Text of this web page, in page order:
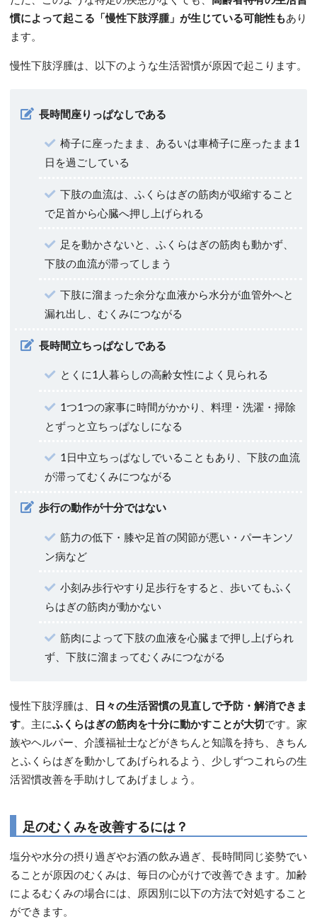
慣によって起こる「慢性下肢浮腫」が生じている可能性もあり
ます。
慢性下肢浮腫は、以下のような生活習慣が原因で起こります。
長時間座りっぱなしである
椅子に座ったまま、あるいは車椅子に座ったまま1
日を過ごしている
下肢の血流は、ふくらはぎの筋肉が収縮すること
で足首から心臓へ押し上げられる
足を動かさないと、ふくらはぎの筋肉も動かず、
下肢の血流が滞ってしまう
下肢に溜まった余分な血液から水分が血管外へと
漏れ出し、むくみにつながる
長時間立ちっぱなしである
とくに1人暮らしの高齢女性によく見られる
1つ1つの家事に時間がかかり、料理・洗濯・掃除
とずっと立ちっぱなしになる
1日中立ちっぱなしでいることもあり、下肢の血流
が滞ってむくみにつながる
歩行の動作が十分ではない
筋力の低下・膝や足首の関節が悪い・パーキンソ
ン病など
小刻み歩行やすり足歩行をすると、歩いてもふく
らはぎの筋肉が動かない
筋肉によって下肢の血液を心臓まで押し上げられ
ず、下肢に溜まってむくみにつながる
慢性下肢浮腫は、
日々の生活習慣の見直しで予防・解消できま
す。主にふくらはぎの筋肉を十分に動かすことが大切です。家
族やヘルパー、介護福祉士などがきちんと知識を持ち、きちん
とふくらはぎを動かしてあげられるよう、少しずつこれらの生
活習慣改善を手助けしてあげましょう。
足のむくみを改善するには？
塩分や水分の摂り過ぎやお酒の飲み過ぎ、長時間同じ姿勢でい
ることが原因のむくみは、毎日の心がけで改善できます。加齢
によるむくみの場合には、原因別に以下の方法で対処すること
ができます。